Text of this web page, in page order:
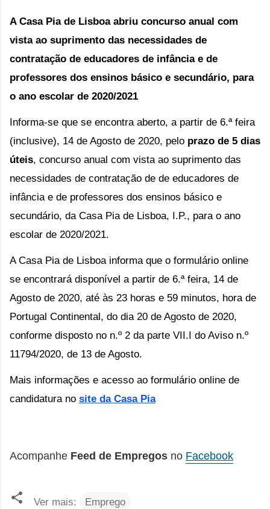
A Casa Pia de Lisboa abriu concurso anual com
vista ao suprimento das necessidades de
contratação de educadores de infância e de
professores dos ensinos básico e secundário, para
o ano escolar de 2020/2021
Informa-se que se encontra aberto, a partir de 6.ª feira
(inclusive), 14 de Agosto de 2020, pelo prazo de 5 dias
úteis, concurso anual com vista ao suprimento das
necessidades de contratação de de educadores de
infância e de professores dos ensinos básico e
secundário, da Casa Pia de Lisboa, I.P., para o ano
escolar de 2020/2021.
A Casa Pia de Lisboa informa que o formulário online
se encontrará disponível a partir de 6.ª feira, 14 de
Agosto de 2020, até às 23 horas e 59 minutos, hora de
Portugal Continental, do dia 20 de Agosto de 2020,
conforme disposto no n.º 2 da parte VII.I do Aviso n.º
11794/2020, de 13 de Agosto.
Mais informações e acesso ao formulário online de
candidatura no site da Casa Pia
Acompanhe Feed de Empregos no Facebook
Ver mais: Emprego